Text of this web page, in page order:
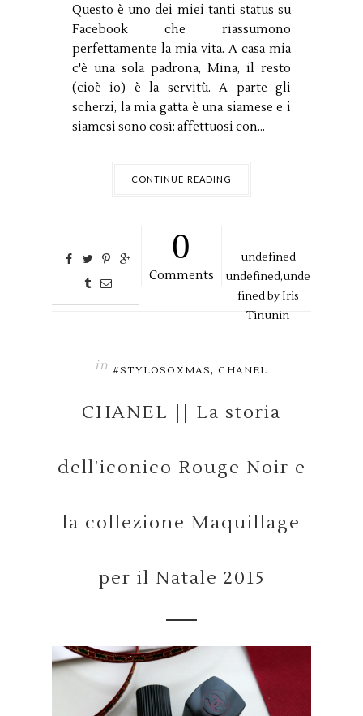
Questo è uno dei miei tanti status su
Facebook che riassumono
perfettamente la mia vita. A casa mia
c'è una sola padrona, Mina, il resto
(cioè io) è la servitù. A parte gli
scherzi, la mia gatta è una siamese e i
siamesi sono così: affettuosi con...
CONTINUE READING
0
Comments
undefined
undefined,unde
fined byIris
Tinunin
in #STYLOSOXMAS, CHANEL
CHANEL || La storia
dell'iconico Rouge Noir e
la collezione Maquillage
per il Natale 2015